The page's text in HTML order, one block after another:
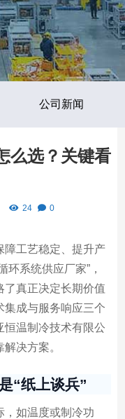
公司新闻
么选？关键看
24 0
障工艺稳定、提升产
环系统供应厂家”，
了真正决定长期价值
集成与服务响应三个
恒温制冷技术有限公
决方案。
“纸上谈兵”
，如温度或制冷功